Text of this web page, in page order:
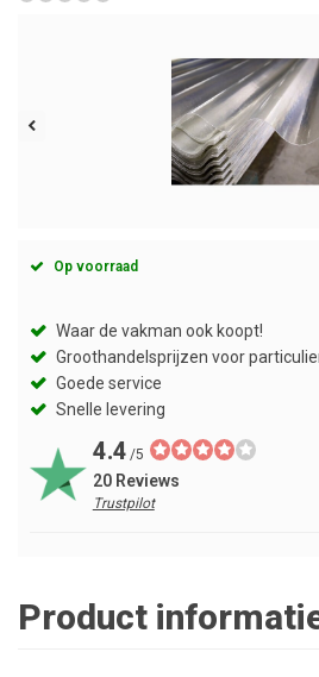
Op voorraad
Waar de vakman ook koopt!
Groothandelsprijzen voor
Goede service
Snelle levering
4.4 /5
20 Reviews
Trustpilot
Product